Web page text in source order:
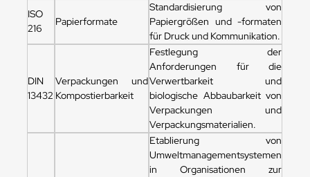
ISO
216
Papierformate
Standardisierung von
Papiergrößen und -formaten
für Druck und Kommunikation.
DIN
13432
Verpackungen und
Kompostierbarkeit
Festlegung der
Anforderungen für die
Verwertbarkeit und
biologische Abbaubarkeit von
Verpackungen und
Verpackungsmaterialien.
Etablierung von
Umweltmanagementsystemen
in Organisationen zur